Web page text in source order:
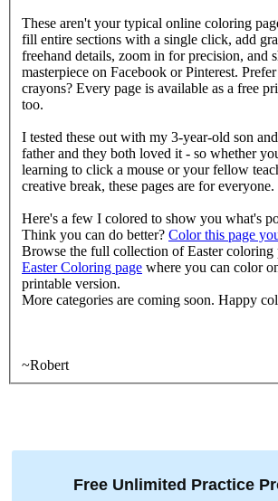
These aren't your typical online coloring
fill entire sections with a single click, add
freehand details, zoom in for precision, and
masterpiece on Facebook or Pinterest.
crayons? Every page is available as a free
too.
I tested these out with my 3-year-old son
father and they both loved it - so whether
learning to click a mouse or your fellow
creative break, these pages are for everyone.
Here's a few I colored to show you what's
Think you can do better? Color this page
Browse the full collection of Easter coloring
Easter Coloring page where you can color
printable version.
More categories are coming soon. Happy
~Robert
Free Unlimited Practice